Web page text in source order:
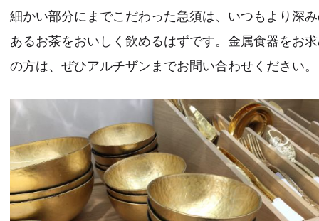
細かい部分にまでこだわった急須は、いつもより深
あるお茶をおいしく飲めるはずです。金属食器をお
の方は、ぜひアルチザンまでお問い合わせください。